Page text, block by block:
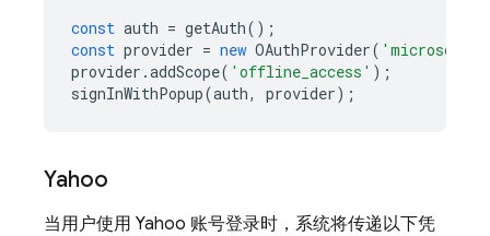
const auth = getAuth();
const provider = new OAuthProvider(
provider .addScope( 'offline_access' );
signInWithPopup(auth, provider);
Yahoo
当用户使用 Yahoo 账号登录时，系统将传递以下凭